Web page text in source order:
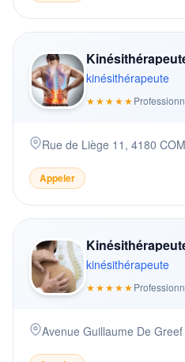
kinésithérapeute
★★★★★
Rue de Liège 11 , 4180
Appeler
kinésithérapeute
★★★★★
Avenue Guillaume De